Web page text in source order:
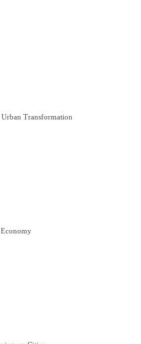
Transformation